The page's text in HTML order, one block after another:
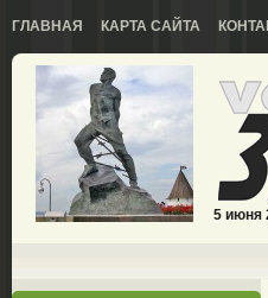
ГЛАВНАЯ КАРТА САЙТА
5 июня